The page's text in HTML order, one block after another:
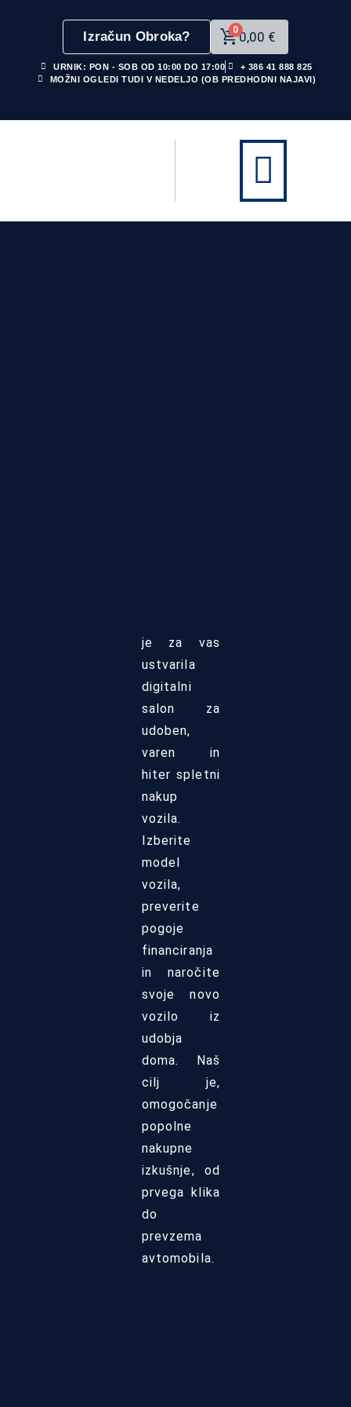
Izračun Obroka? 00,00 €
URNIK: PON - SOB OD 10:00 DO 17:00
+ 386 41 888 825
MOŽNI OGLEDI TUDI V NEDELJO (OB PREDHODNI NAJAVI)
je za vas
ustvarila
digitalni
salon za
udoben,
varen in
hiter spletni
nakup
vozila.
Izberite
model
vozila,
preverite
pogoje
financiranja
in naročite
svoje novo
vozilo iz
udobja
doma. Naš
cilj je,
omogočanje
popolne
nakupne
izkušnje, od
prvega klika
do
prevzema
avtomobila.